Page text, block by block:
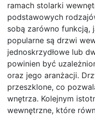
ramach stolarki
podstawowych
sobą zarówno funkcją,
popularne są drzwi
jednoskrzydłowe lub
powinien być
oraz jego aranżacji.
przeszklone, co
wnętrza. Kolejnym
wewnętrzne, które